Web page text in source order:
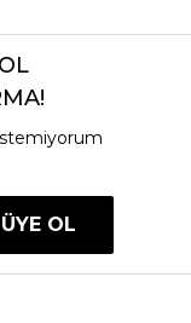
ÜYE OL